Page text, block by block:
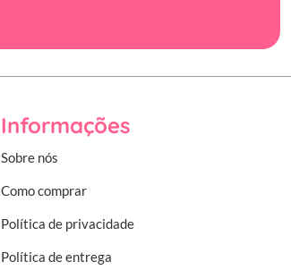
Informações
Sobre nós
Como comprar
Política de privacidade
Política de entrega